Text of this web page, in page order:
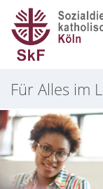
Für Alles im